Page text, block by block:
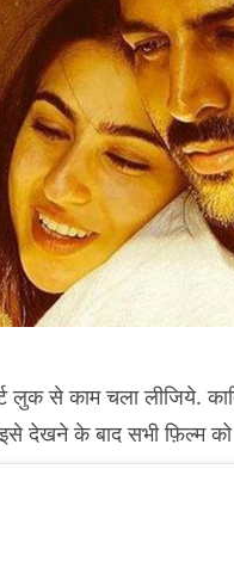
से काम चला लीजिये.
देखने के बाद सभी फ़िल्म